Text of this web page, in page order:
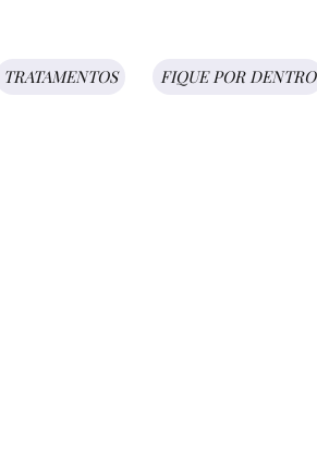
TRATAMENTOS FIQUE POR DENTRO